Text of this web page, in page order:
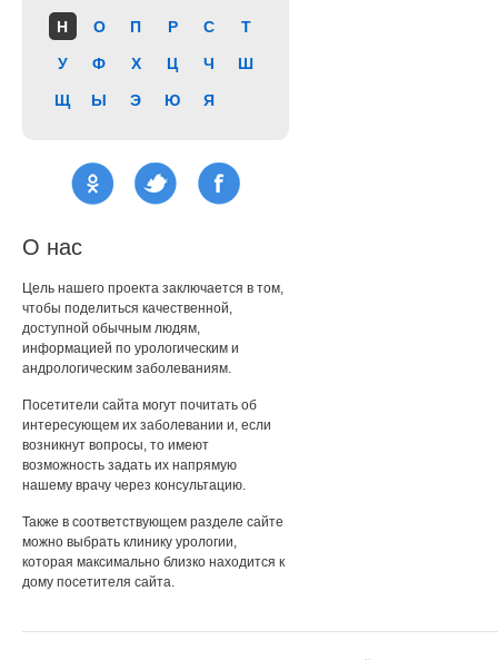
Н О П Р С Т
У Ф Х Ц Ч Ш
Щ Ы Э Ю Я
О нас
Цель нашего проекта заключается в том,
чтобы поделиться качественной,
доступной обычным людям,
информацией по урологическим и
андрологическим заболеваниям.
Посетители сайта могут почитать об
интересующем их заболевании и, если
возникнут вопросы, то имеют
возможность задать их напрямую
нашему врачу через консультацию.
Также в соответствующем разделе сайте
можно выбрать клинику урологии,
которая максимально близко находится к
дому посетителя сайта.